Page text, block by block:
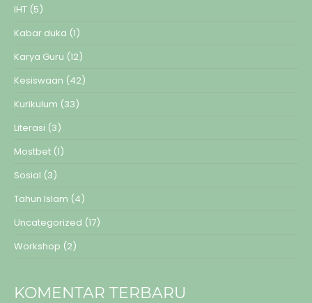
IHT (5)
Kabar duka (1)
Karya Guru (12)
Kesiswaan (42)
Kurikulum (33)
Literasi (3)
Mostbet (1)
Sosial (3)
Tahun Islam (4)
Uncategorized (17)
Workshop (2)
KOMENTAR TERBARU